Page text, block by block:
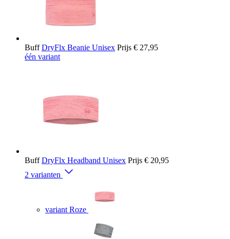
Buff DryFlx Beanie Unisex Prijs € 27,95
één variant
Buff DryFlx Headband Unisex Prijs € 20,95
2 varianten
variant Roze